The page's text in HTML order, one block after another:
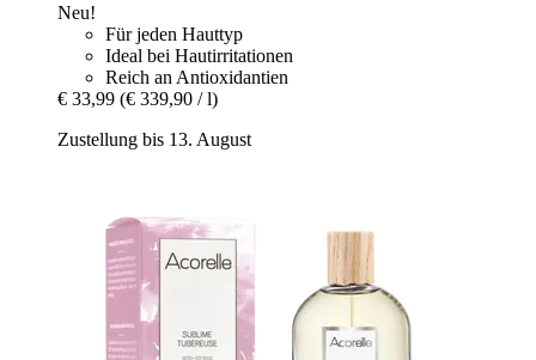
Neu!
Für jeden Hauttyp
Ideal bei Hautirritationen
Reich an Antioxidantien
€ 33,99 (€ 339,90 / l)
Zustellung bis 13. August